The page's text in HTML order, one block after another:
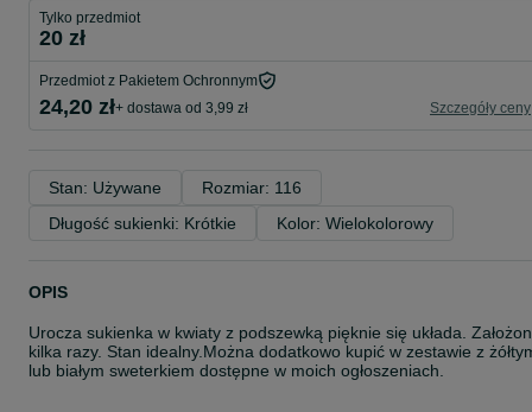
Tylko przedmiot
20 zł
Przedmiot z Pakietem Ochronnym
24,20 zł+ dostawa od 3,99 zł Szczegóły ceny
Stan: Używane
Rozmiar: 116
Długość sukienki: Krótkie
Kolor: Wielokolorowy
OPIS
Urocza sukienka w kwiaty z podszewką pięknie się układa.
kilka razy. Stan idealny.Można dodatkowo kupić w zestawie z
lub białym sweterkiem dostępne w moich ogłoszeniach.